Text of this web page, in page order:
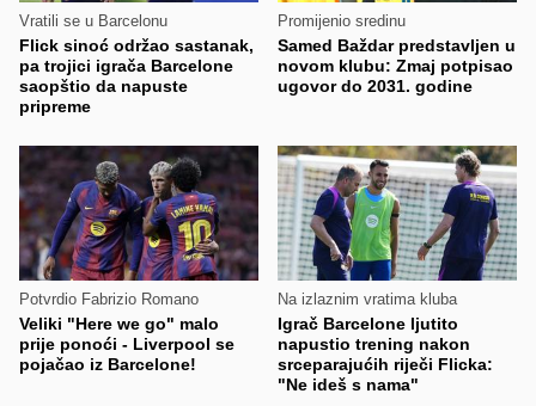
Vratili se u Barcelonu
Flick sinoć održao sastanak,
pa trojici igrača Barcelone
saopštio da napuste
pripreme
Promijenio sredinu
Samed Baždar predstavljen u
novom klubu: Zmaj potpisao
ugovor do 2031. godine
Potvrdio Fabrizio Romano
Veliki "Here we go" malo
prije ponoći - Liverpool se
pojačao iz Barcelone!
Na izlaznim vratima kluba
Igrač Barcelone ljutito
napustio trening nakon
srceparajućih riječi Flicka:
"Ne ideš s nama"